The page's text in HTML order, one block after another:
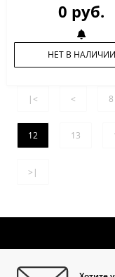
0 руб.
НЕТ В НАЛИЧИИ
|< < 8
12 13
>|